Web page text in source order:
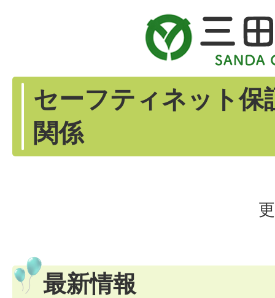
セーフティネット保
関係
最新情報